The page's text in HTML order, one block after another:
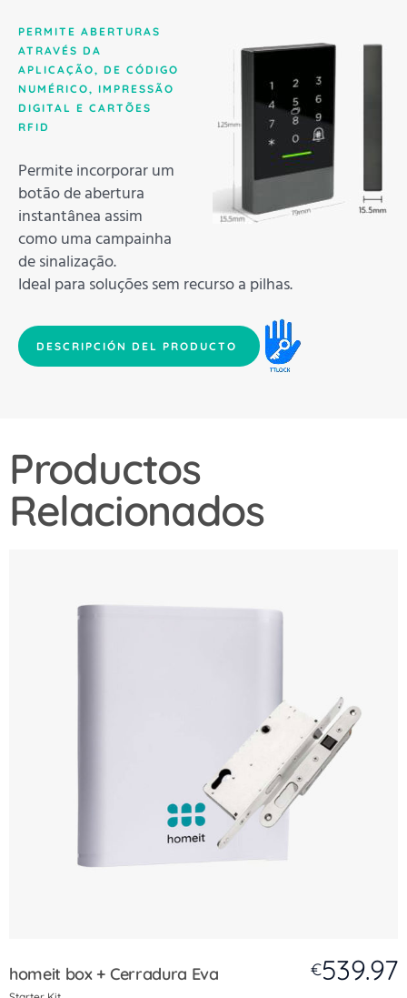
PERMITE ABERTURAS
ATRAVÉS DA
APLICAÇÃO, DE CÓDIGO
NUMÉRICO, IMPRESSÃO
DIGITAL E CARTÕES
RFID
Permite incorporar um
botão de abertura
instantânea assim
como uma campainha
de sinalização.
Ideal para soluções sem recurso a pilhas.
DESCRIPCIÓN DEL PRODUCTO
Productos
Relacionados
homeit box + Cerradura Eva €539.97